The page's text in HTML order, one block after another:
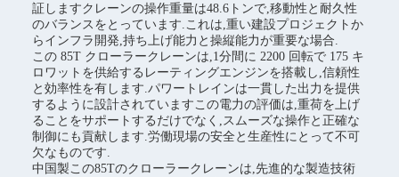
証しますクレーンの操作重量は48.6トンで,移動性と耐久性
のバランスをとっています.これは,重い建設プロジェクトか
らインフラ開発,持ち上げ能力と操縦能力が重要な場合.
この 85T クローラークレーンは,1分間に 2200 回転で 175 キ
ロワットを供給するレーティングエンジンを搭載し,信頼性
と効率性を有します.パワートレインは一貫した出力を提供
するように設計されていますこの電力の評価は,重荷を上げ
ることをサポートするだけでなく,スムーズな操作と正確な
制御にも貢献します.労働現場の安全と生産性にとって不可
欠なものです.
中国製この85Tのクローラークレーンは,先進的な製造技術